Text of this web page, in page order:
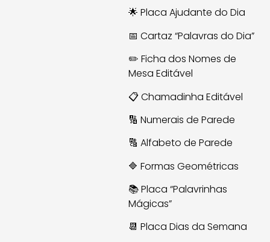
🌟 Placa Ajudante do Dia
📅 Cartaz “Palavras do Dia”
✏️ Ficha dos Nomes de
Mesa Editável
📋 Chamadinha Editável
🔢 Numerais de Parede
🔠 Alfabeto de Parede
🔷 Formas Geométricas
📚 Placa “Palavrinhas
Mágicas”
📆 Placa Dias da Semana